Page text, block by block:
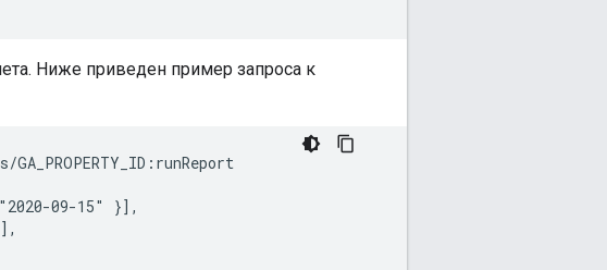
Ниже приведен пример запроса к
09-15" }],